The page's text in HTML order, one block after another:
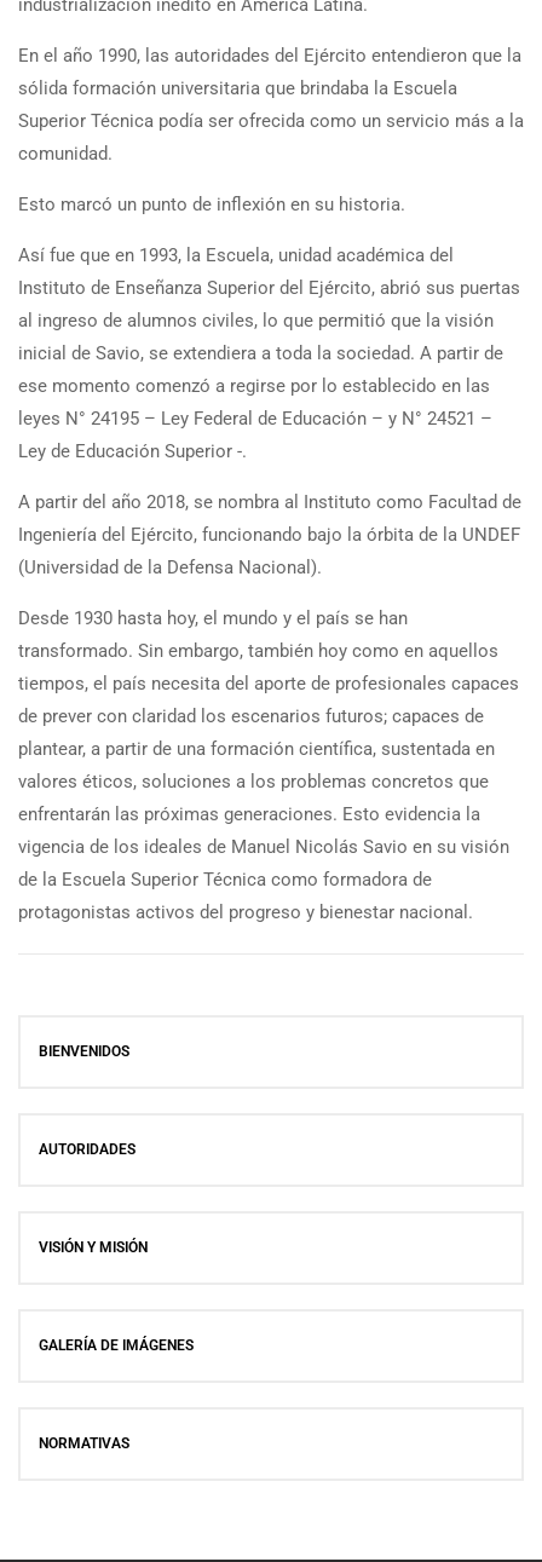
industrialización inédito en América Latina.
En el año 1990, las autoridades del Ejército entendieron que la
sólida formación universitaria que brindaba la Escuela
Superior Técnica podía ser ofrecida como un servicio más a la
comunidad.
Esto marcó un punto de inflexión en su historia.
Así fue que en 1993, la Escuela, unidad académica del
Instituto de Enseñanza Superior del Ejército, abrió sus puertas
al ingreso de alumnos civiles, lo que permitió que la visión
inicial de Savio, se extendiera a toda la sociedad. A partir de
ese momento comenzó a regirse por lo establecido en las
leyes N° 24195 – Ley Federal de Educación – y N° 24521 –
Ley de Educación Superior -.
A partir del año 2018, se nombra al Instituto como Facultad de
Ingeniería del Ejército, funcionando bajo la órbita de la UNDEF
(Universidad de la Defensa Nacional).
Desde 1930 hasta hoy, el mundo y el país se han
transformado. Sin embargo, también hoy como en aquellos
tiempos, el país necesita del aporte de profesionales capaces
de prever con claridad los escenarios futuros; capaces de
plantear, a partir de una formación científica, sustentada en
valores éticos, soluciones a los problemas concretos que
enfrentarán las próximas generaciones. Esto evidencia la
vigencia de los ideales de Manuel Nicolás Savio en su visión
de la Escuela Superior Técnica como formadora de
protagonistas activos del progreso y bienestar nacional.
BIENVENIDOS
AUTORIDADES
VISIÓN Y MISIÓN
GALERÍA DE IMÁGENES
NORMATIVAS